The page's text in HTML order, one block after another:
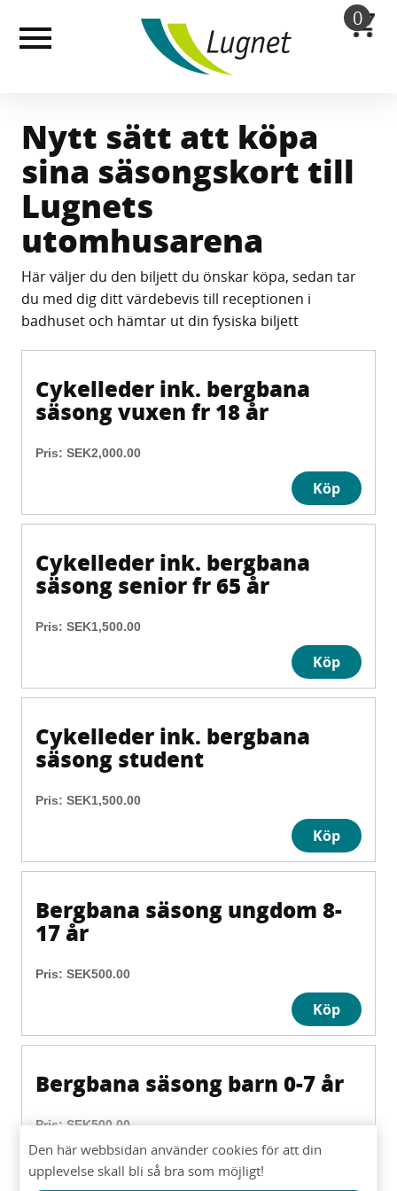
huvudinnehållet
0
Nytt sätt att köpa
sina säsongskort till
Lugnets
utomhusarena
Här väljer du den biljett du önskar köpa, sedan tar
du med dig ditt värdebevis till receptionen i
badhuset och hämtar ut din fysiska biljett
Cykelleder ink. bergbana
säsong vuxen fr 18 år
Pris: SEK2,000.00
Köp
Cykelleder ink. bergbana
säsong senior fr 65 år
Pris: SEK1,500.00
Köp
Cykelleder ink. bergbana
säsong student
Pris: SEK1,500.00
Köp
Bergbana säsong ungdom 8-
17 år
Pris: SEK500.00
Köp
Bergbana säsong barn 0-7 år
Pris:SEK500.00
Köp
Den här webbsidan använder cookies för att din
upplevelse skall bli så bra som möjligt!